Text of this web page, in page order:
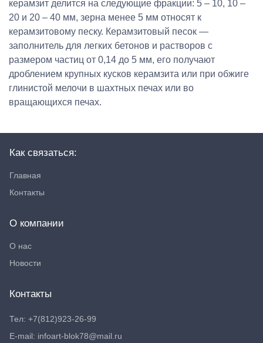
керамзит делится на следующие фракции: 5 – 10, 10 –
20 и 20 – 40 мм, зерна менее 5 мм относят к
керамзитовому песку. Керамзитовый песок —
заполнитель для легких бетонов и растворов с
размером частиц от 0,14 до 5 мм, его получают
дроблением крупных кусков керамзита или при обжиге
глинистой мелочи в шахтных печах или во
вращающихся печах.
Как связаться:
Главная
Контакты
О компании
О нас
Новости
Контакты
Тел: +7(812)923-26-99
E-mail: infoart-blok78@mail.ru